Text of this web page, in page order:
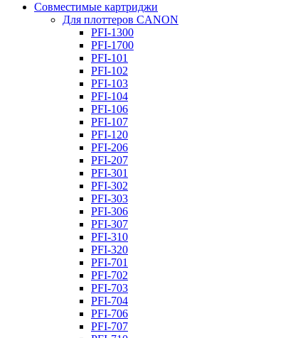
Совместимые картриджи
Для плоттеров CANON
PFI-1300
PFI-1700
PFI-101
PFI-102
PFI-103
PFI-104
PFI-106
PFI-107
PFI-120
PFI-206
PFI-207
PFI-301
PFI-302
PFI-303
PFI-306
PFI-307
PFI-310
PFI-320
PFI-701
PFI-702
PFI-703
PFI-704
PFI-706
PFI-707